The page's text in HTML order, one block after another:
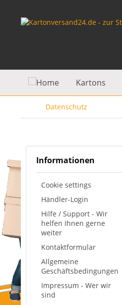
Kartons
Datenschutz
Informationen
Cookie settings
Händler-Login
Hilfe / Support - Wir
helfen Ihnen gerne
weiter
Kontaktformular
Allgemeine
Geschäftsbedingungen
Impressum - Wer wir
sind